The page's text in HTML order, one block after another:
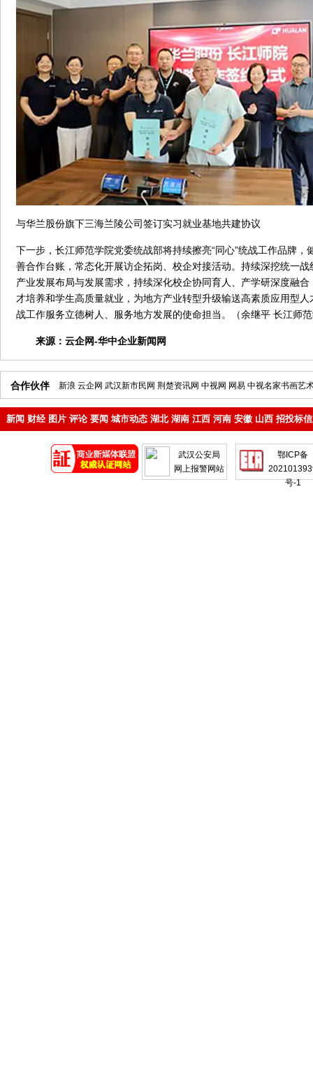
与华兰股份旗下三海兰陵公司签订实习就业基地共建协议
下一步，长江师范学院党委统战部将持续擦亮“同心”统战工作品牌，
善合作台账，常态化开展访企拓岗、校企对接活动。持续深挖统一
产业发展布局与发展需求，持续深化校企协同育人、产学研深度融
才培养和学生高质量就业，为地方产业转型升级输送高素质应用型
战工作服务立德树人、服务地方发展的使命担当。（余继平 长江师
来源： 云企网-华中企业新闻网
合作伙伴 新浪 云企网 武汉新市民网 荆楚资讯网 中视网 网易 中视名家书画艺
新闻 财经 图片 评论 要闻 城市动态 湖北 湖南 江西 河南 安徽 山西 招投标
武汉公安局
网上报警网站
鄂ICP备
号-1